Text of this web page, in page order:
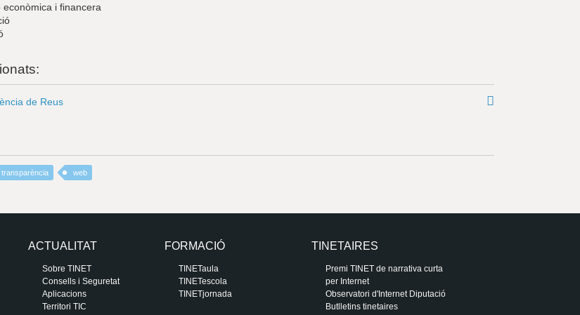
i financera
de Reus
transparència web
ACTUALITAT
Sobre TINET
Consells i Seguretat
Aplicacions
Territori TIC
FORMACIÓ
TINETaula
TINETescola
TINETjornada
TINETAIRES
Premi TINET de narrativa curta
per Internet
Observatori d'Internet Diputació
Butlletins tinetaires